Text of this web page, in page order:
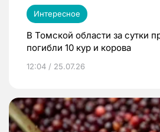
Интересное
В Томской области за сутки
погибли 10 кур и корова
12:04 / 25.07.26